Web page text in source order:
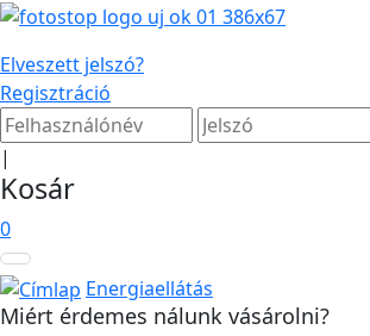
Elveszett jelszó?
Regisztráció
|
Kosár
0
Energiaellátás
Miért érdemes nálunk vásárolni?